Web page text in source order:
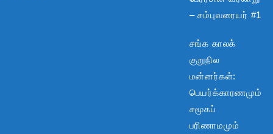
– சம்புவரையர் #1
சங்க காலக்
குறுநில
மன்னர்கள்:
பெயர்க்காரணமும்
சமூகப்
பரிணாமமும்